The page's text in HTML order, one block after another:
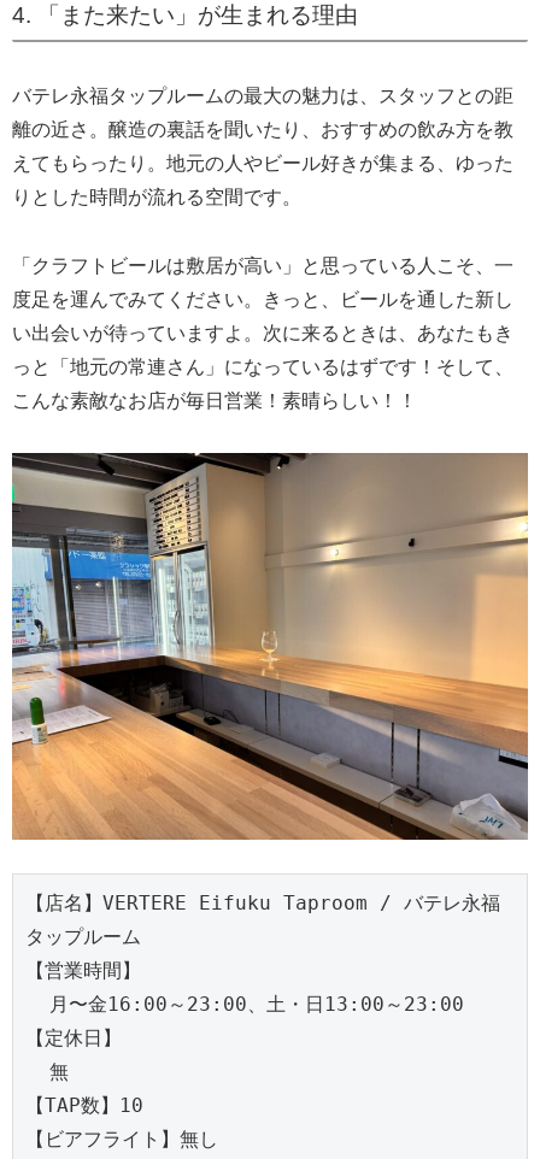
4. 「また来たい」が生まれる理由
バテレ永福タップルームの最大の魅力は、スタッフとの距
離の近さ。醸造の裏話を聞いたり、おすすめの飲み方を教
えてもらったり。地元の人やビール好きが集まる、ゆった
りとした時間が流れる空間です。
「クラフトビールは敷居が高い」と思っている人こそ、一
度足を運んでみてください。きっと、ビールを通した新し
い出会いが待っていますよ。次に来るときは、あなたもき
っと「地元の常連さん」になっているはずです！そして、
こんな素敵なお店が毎日営業！素晴らしい！！
【店名】VERTERE Eifuku Taproom / バテレ永福
タップルーム
【営業時間】
  月〜金16:00～23:00、土・日13:00～23:00
【定休日】
  無
【TAP数】10
【ビアフライト】無し